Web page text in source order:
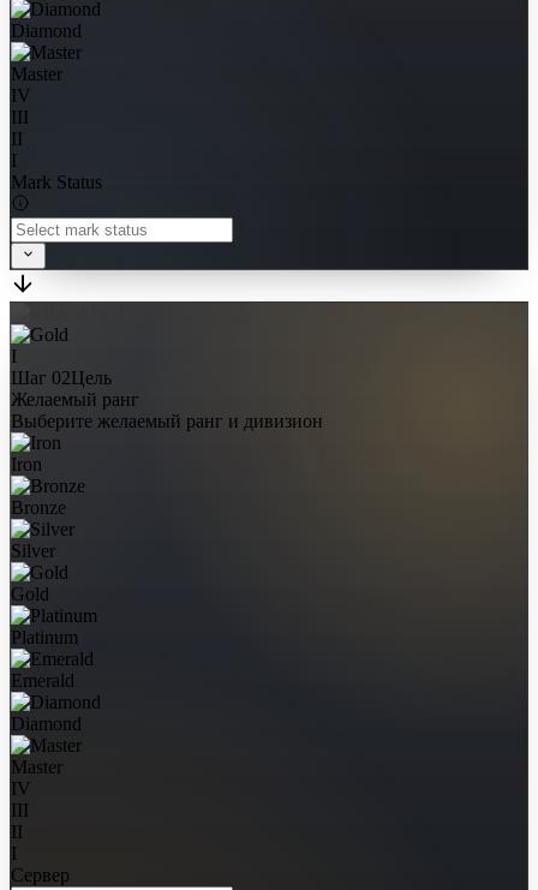
Diamond
Master
IV
III
II
I
Mark Status
I
Шаг 02Цель
Желаемый ранг
Выберите желаемый ранг и дивизион
Iron
Bronze
Silver
Gold
Platinum
Emerald
Diamond
Master
IV
III
II
I
Сервер